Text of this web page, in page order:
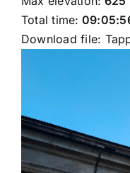
Total time:
Download file: